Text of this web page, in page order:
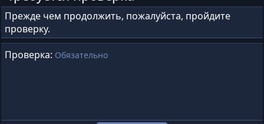
Прежде чем продолжить, пожалуйста, пройдите
проверку.
Проверка Обязательно